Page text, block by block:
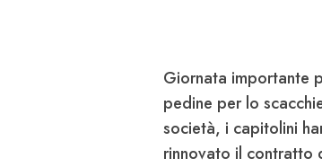
Giornata importante
pedine per lo
società, i capitolini
rinnovato il contratto